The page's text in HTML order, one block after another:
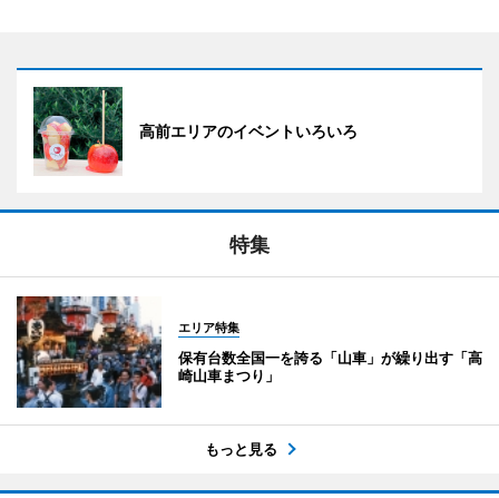
高前エリアのイベントいろいろ
特集
エリア特集
保有台数全国一を誇る「山車」が繰り出す「高
崎山車まつり」
もっと見る